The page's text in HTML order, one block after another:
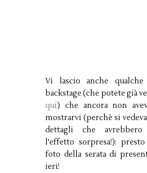
Vi lascio anche
backstage (che potete già
qui) che ancora non
mostrarvi (perchè si
dettagli che avrebbero
l'effetto sorpresa!):
foto della serata di
ieri!